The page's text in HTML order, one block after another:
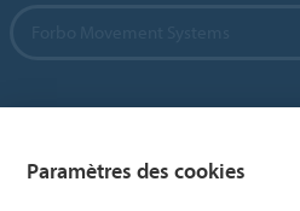
Paramètres des cookies